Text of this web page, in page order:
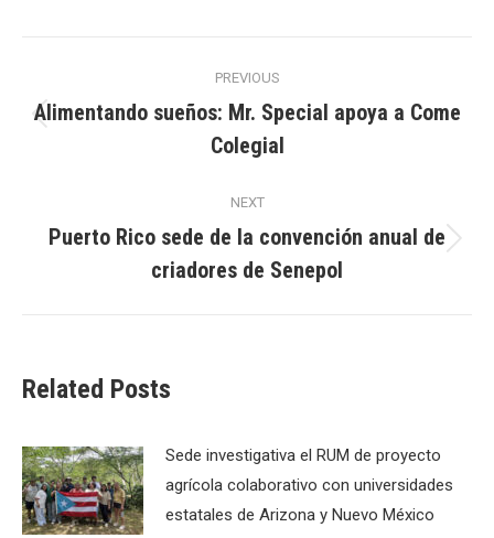
navigation
PREVIOUS
Previous
post:
Alimentando sueños: Mr. Special apoya a Come
Colegial
NEXT
Next
post:
Puerto Rico sede de la convención anual de
criadores de Senepol
Related Posts
Sede investigativa el RUM de proyecto
agrícola colaborativo con universidades
estatales de Arizona y Nuevo México